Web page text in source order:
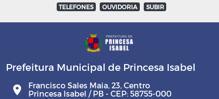
TELEFONES OUVIDORIA SUBIR
Prefeitura Municipal de Princesa Isabel
Francisco Sales Maia, 23, Centro
Princesa Isabel / PB - CEP: 58755-000